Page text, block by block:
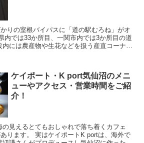
りの室根バイパスに「道の駅むろね」がオ
内では33か所目、一関市内では3か所目の道
には農産物や生花などを扱う産直コーナー
ケイポート・K port気仙沼のメニ
ューやアクセス・営業時間をご紹
介！
見えるとてもおしゃれで落ち着くカフェ
あります。 実はケイポートK portは、海外で